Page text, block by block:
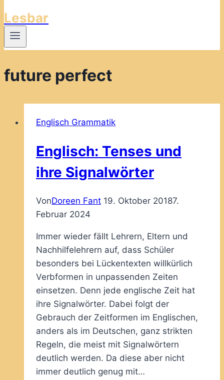
Lesbar
future perfect
Englisch Grammatik
Englisch: Tenses und
ihre Signalwörter
VonDoreen Fant 19. Oktober 20187.
Februar 2024
Immer wieder fällt Lehrern, Eltern und
Nachhilfelehrern auf, dass Schüler
besonders bei Lückentexten willkürlich
Verbformen in unpassenden Zeiten
einsetzen. Denn jede englische Zeit hat
ihre Signalwörter. Dabei folgt der
Gebrauch der Zeitformen im Englischen,
anders als im Deutschen, ganz strikten
Regeln, die meist mit Signalwörtern
deutlich werden. Da diese aber nicht
immer deutlich genug mit…